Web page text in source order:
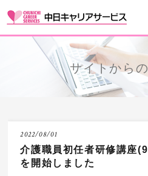
サイトから
2022/08/01
介護職員初任者研修講座
を開始しました